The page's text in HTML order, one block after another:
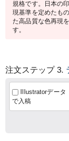
規格です。日本の
現基準を定めたも
た高品質な色再現
す。
注文ステップ 3.
Illustratorデータ
で入稿